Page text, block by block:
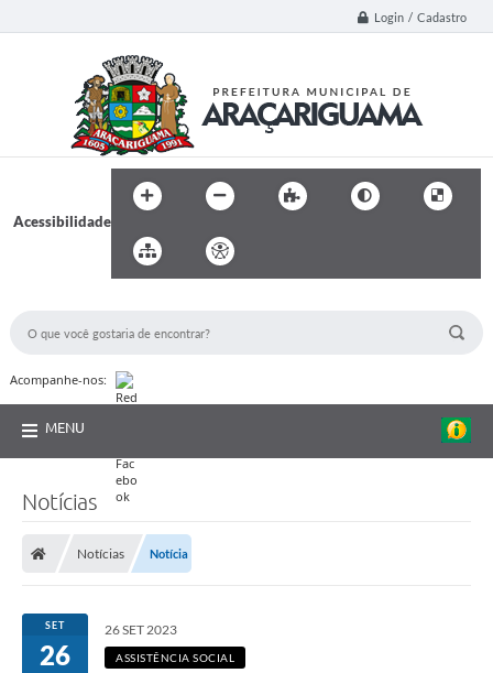
Login / Cadastro
Acessibilidade
Acompanhe-nos:
MENU
Notícias
Notícias Notícia
SET
26
26 SET 2023
ASSISTÊNCIA SOCIAL